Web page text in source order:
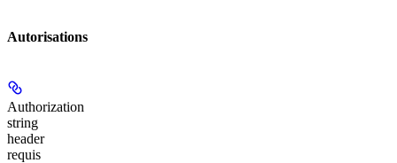
Autorisations
Authorization
string
header
requis